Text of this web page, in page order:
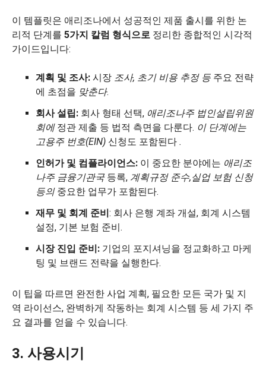
이 템플릿은 애리조나에서 성공적인 제품 출시를 위한 논
리적 단계를 5가지 칼럼 형식으로 정리한 종합적인 시각적
가이드입니다:
계획 및 조사: 시장 조사, 초기 비용 추정 등 주요 전략
에 초점을 맞춘다.
회사 설립: 회사 형태 선택, 애리조나주 법인설립위원
회에정관 제출 등 법적 측면을 다룬다. 이 단계에는
고용주 번호(EIN) 신청도 포함된다 .
인허가 및 컴플라이언스: 이 중요한 분야에는 애리조
나주 금융기관국등록, 계획규정 준수,실업 보험 신청
등의중요한 업무가 포함된다.
재무 및 회계 준비: 회사 은행 계좌 개설, 회계 시스템
설정, 기본 보험 준비.
시장 진입 준비: 기업의 포지셔닝을 정교화하고 마케
팅 및 브랜드 전략을 실행한다.
이 팁을 따르면 완전한 사업 계획, 필요한 모든 국가 및 지
역 라이선스, 완벽하게 작동하는 회계 시스템 등 세 가지 주
요 결과를 얻을 수 있습니다.
3. 사용시기